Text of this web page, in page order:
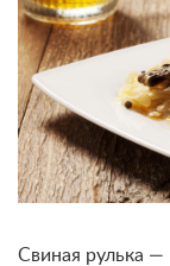
Свиная рулька